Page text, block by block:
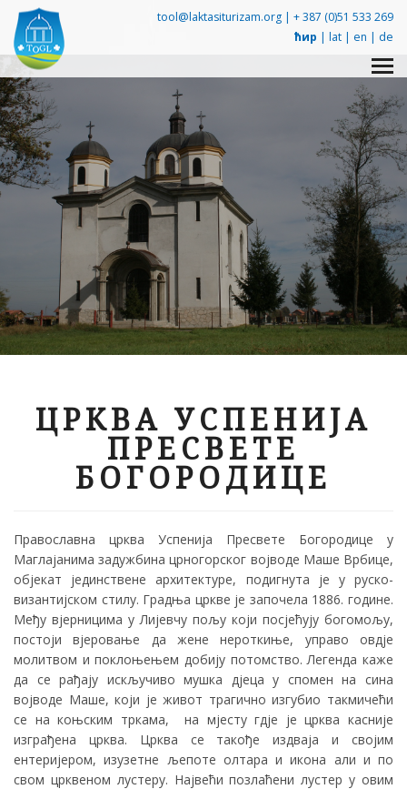
tool@laktasiturizam.org | + 387 (0)51 533 269
ћир | lat | en | de
ЦРКВА УСПЕНИЈА
ПРЕСВЕТЕ
БОГОРОДИЦЕ
Православна црква Успенија Пресвете Богородице у
Маглајанима задужбина црногорског војводе Маше Врбице,
објекат јединствене архитектуре, подигнута је у руско-
византијском стилу. Градња цркве је започела 1886. године.
Међу вјерницима у Лијевчу пољу који посјећују богомољу,
постоји вјеровање да жене нероткиње, управо овдје
молитвом и поклоњењем добију потомство. Легенда каже
да се рађају искључиво мушка дјеца у спомен на сина
војводе Маше, који је живот трагично изгубио такмичећи
се на коњским тркама, на мјесту гдје је црква касније
изграђена црква. Црква се такође издваја и својим
ентеријером, изузетне љепоте олтара и икона али и по
свом црквеном лустеру. Највећи позлаћени лустер у овим